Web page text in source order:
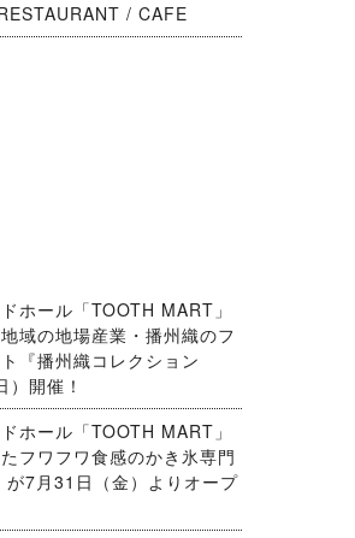
/ CAFE
ホール「TOOTH MART」
域の地場産業・播州織のフ
『播州織コレクション
開催！
ホール「TOOTH MART」
フワフワ食感のかき氷専門
が7月31日（金）よりオープ